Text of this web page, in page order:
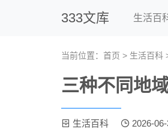
333文库 生活百
当前位置： 首页 > 生活百科
三种不同地
生活百科 2026-